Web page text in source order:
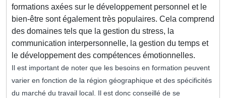
formations axées sur le développement personnel et le
bien-être sont également très populaires. Cela comprend
des domaines tels que la gestion du stress, la
communication interpersonnelle, la gestion du temps et
le développement des compétences émotionnelles.
Il est important de noter que les besoins en formation peuvent
varier en fonction de la région géographique et des spécificités
du marché du travail local. Il est donc conseillé de se